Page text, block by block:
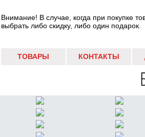
Внимание! В случае, когда при покупке
выбрать либо скидку, либо один подарок.
ТОВАРЫ КОНТАКТЫ